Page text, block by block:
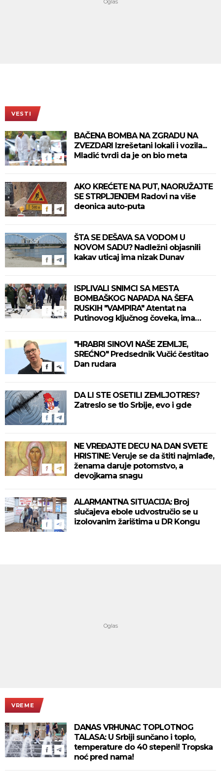
VESTI
BAČENA BOMBA NA ZGRADU NA
ZVEZDARI Izrešetani lokali i vozila...
Mladić tvrdi da je on bio meta
AKO KREĆETE NA PUT, NAORUŽAJTE
SE STRPLJENJEM Radovi na više
deonica auto-puta
ŠTA SE DEŠAVA SA VODOM U
NOVOM SADU? Nadležni objasnili
kakav uticaj ima nizak Dunav
ISPLIVALI SNIMCI SA MESTA
BOMBAŠKOG NAPADA NA ŠEFA
RUSKIH "VAMPIRA" Atentat na
Putinovog ključnog čoveka, ima
"HRABRI SINOVI NAŠE ZEMLJE,
SREĆNO" Predsednik Vučić čestitao
Dan rudara
DA LI STE OSETILI ZEMLJOTRES?
Zatreslo se tlo Srbije, evo i gde
NE VREĐAJTE DECU NA DAN SVETE
HRISTINE: Veruje se da štiti najmlađe,
ženama daruje potomstvo, a
devojkama snagu
ALARMANTNA SITUACIJA: Broj
slučajeva ebole udvostručio se u
izolovanim žarištima u DR Kongu
VREME
DANAS VRHUNAC TOPLOTNOG
TALASA: U Srbiji sunčano i toplo,
temperature do 40 stepeni! Tropska
noć pred nama!